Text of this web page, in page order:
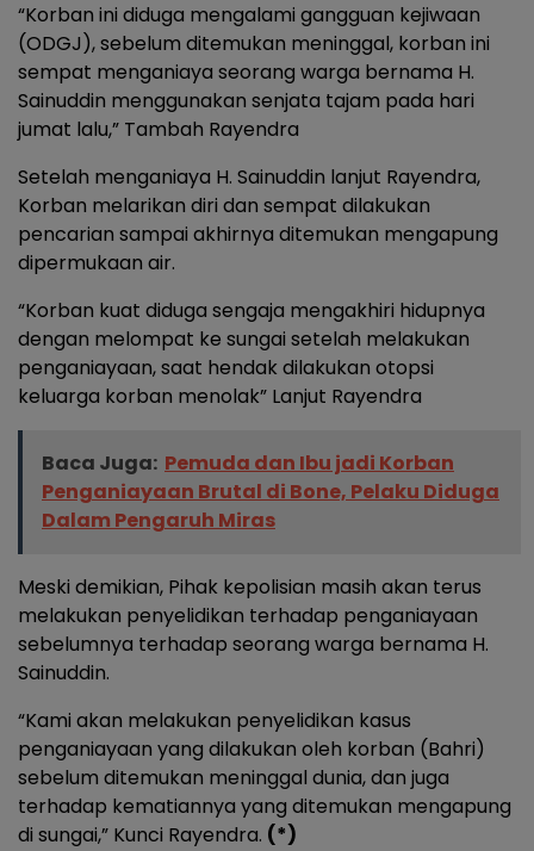
“Korban ini diduga mengalami gangguan kejiwaan
(ODGJ), sebelum ditemukan meninggal, korban ini
sempat menganiaya seorang warga bernama H.
Sainuddin menggunakan senjata tajam pada hari
jumat lalu,” Tambah Rayendra
Setelah menganiaya H. Sainuddin lanjut Rayendra,
Korban melarikan diri dan sempat dilakukan
pencarian sampai akhirnya ditemukan mengapung
dipermukaan air.
“Korban kuat diduga sengaja mengakhiri hidupnya
dengan melompat ke sungai setelah melakukan
penganiayaan, saat hendak dilakukan otopsi
keluarga korban menolak” Lanjut Rayendra
Baca Juga: Pemuda dan Ibu jadi Korban
Penganiayaan Brutal di Bone, Pelaku Diduga
Dalam Pengaruh Miras
Meski demikian, Pihak kepolisian masih akan terus
melakukan penyelidikan terhadap penganiayaan
sebelumnya terhadap seorang warga bernama H.
Sainuddin.
“Kami akan melakukan penyelidikan kasus
penganiayaan yang dilakukan oleh korban (Bahri)
sebelum ditemukan meninggal dunia, dan juga
terhadap kematiannya yang ditemukan mengapung
di sungai,” Kunci Rayendra. (*)